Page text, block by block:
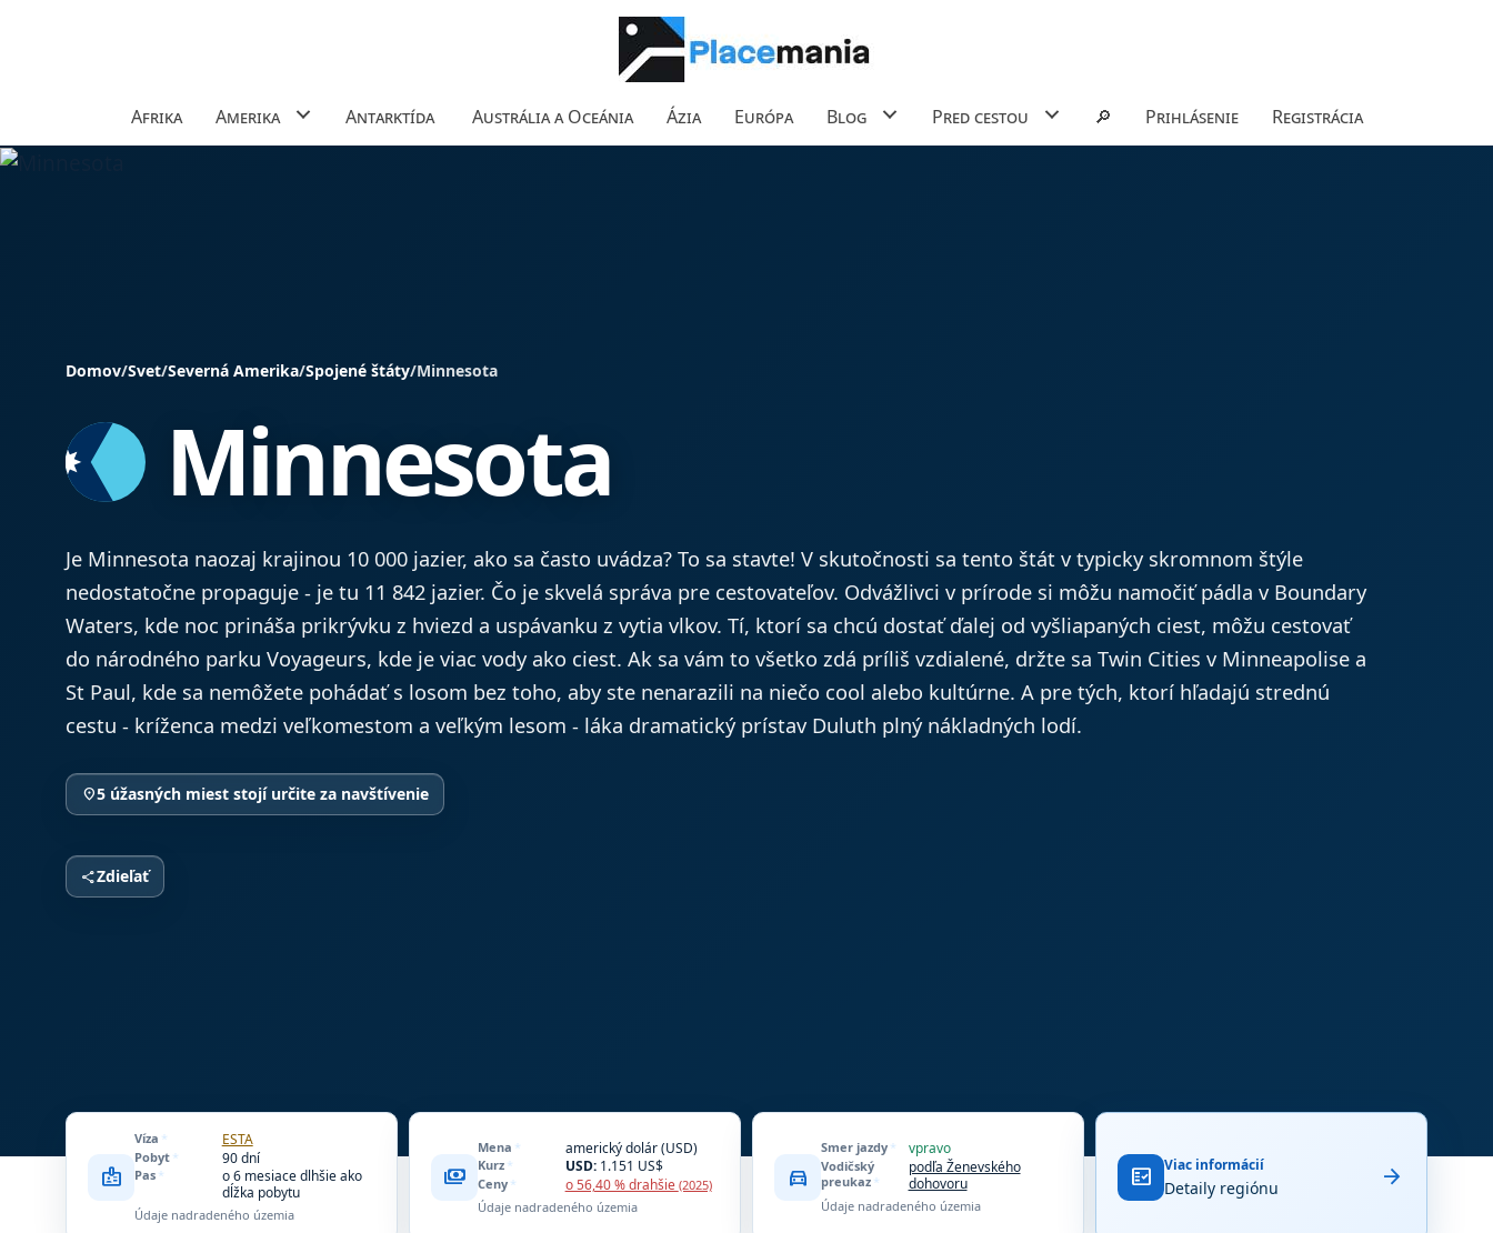
Afrika Amerika Antarktída Austrália a Oceánia Ázia Európa Blog Pred cestou 🔎 Prihlásenie Registrácia
Domov/Svet/Severná Amerika/Spojené štáty/Minnesota
Minnesota
Je Minnesota naozaj krajinou 10 000 jazier, ako sa často uvádza? To sa stavte! V skutočnosti sa tento štát v typicky skromnom štýle
nedostatočne propaguje - je tu 11 842 jazier. Čo je skvelá správa pre cestovateľov. Odvážlivci v prírode si môžu namočiť pádla v Boundary
Waters, kde noc prináša prikrývku z hviezd a uspávanku z vytia vlkov. Tí, ktorí sa chcú dostať ďalej od vyšliapaných ciest, môžu cestovať
do národného parku Voyageurs, kde je viac vody ako ciest. Ak sa vám to všetko zdá príliš vzdialené, držte sa Twin Cities v Minneapolise a
St Paul, kde sa nemôžete pohádať s losom bez toho, aby ste nenarazili na niečo cool alebo kultúrne. A pre tých, ktorí hľadajú strednú
cestu - kríženca medzi veľkomestom a veľkým lesom - láka dramatický prístav Duluth plný nákladných lodí.
location_on5 úžasných miest stojí určite za navštívenie
shareZdieľať
badge
Víza * ESTA
Pobyt * 90 dní
Pas *
o 6 mesiace dlhšie ako
dĺžka pobytu
Údaje nadradeného územia
payments
Mena * americký dolár (USD)
Kurz * USD:1.151 US$
Ceny * o 56,40 % drahšie (2025)
Údaje nadradeného územia
directions_car
Smer jazdy * vpravo
Vodičský
preukaz *
podľa Ženevského
dohovoru
Údaje nadradeného územia
fact_check Viac informácií
Detaily regiónu arrow_forward